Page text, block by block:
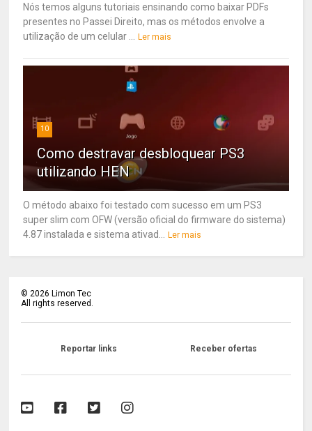
Nós temos alguns tutoriais ensinando como baixar PDFs
presentes no Passei Direito, mas os métodos envolve a
utilização de um celular ...
Ler mais
10
Como destravar desbloquear PS3
utilizando HEN
O método abaixo foi testado com sucesso em um PS3
super slim com OFW (versão oficial do firmware do sistema)
4.87 instalada e sistema ativad...
Ler mais
© 2026 Limon Tec
All rights reserved.
Reportar links Receber ofertas